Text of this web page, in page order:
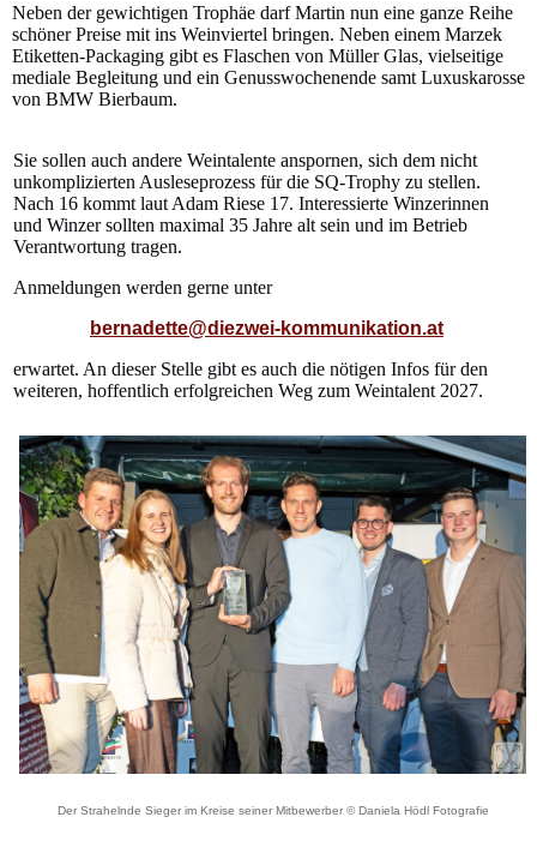
Neben der gewichtigen Trophäe darf Martin nun eine ganze Reihe
schöner Preise mit ins Weinviertel bringen. Neben einem Marzek
Etiketten-Packaging gibt es Flaschen von Müller Glas, vielseitige
mediale Begleitung und ein Genusswochenende samt Luxuskarosse
von BMW Bierbaum.
Sie sollen auch andere Weintalente anspornen, sich dem nicht
unkomplizierten Ausleseprozess für die SQ-Trophy zu stellen.
Nach 16 kommt laut Adam Riese 17. Interessierte Winzerinnen
und Winzer sollten maximal 35 Jahre alt sein und im Betrieb
Verantwortung tragen.
Anmeldungen werden gerne unter
bernadette@diezwei-kommunikation.at
erwartet. An dieser Stelle gibt es auch die nötigen Infos für den
weiteren, hoffentlich erfolgreichen Weg zum Weintalent 2027.
Der Strahelnde Sieger im Kreise seiner Mitbewerber © Daniela Hödl Fotografie